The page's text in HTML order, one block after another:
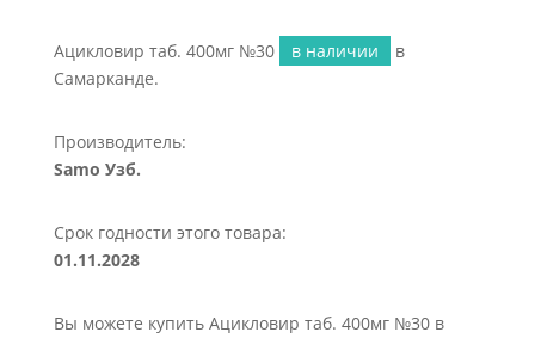
Ацикловир таб. 400мг №30 в наличии
в
Самарканде.
Производитель:
Samo Узб.
Срок годности этого товара:
01.11.2028
Вы можете купить Ацикловир таб. 400мг №30 в